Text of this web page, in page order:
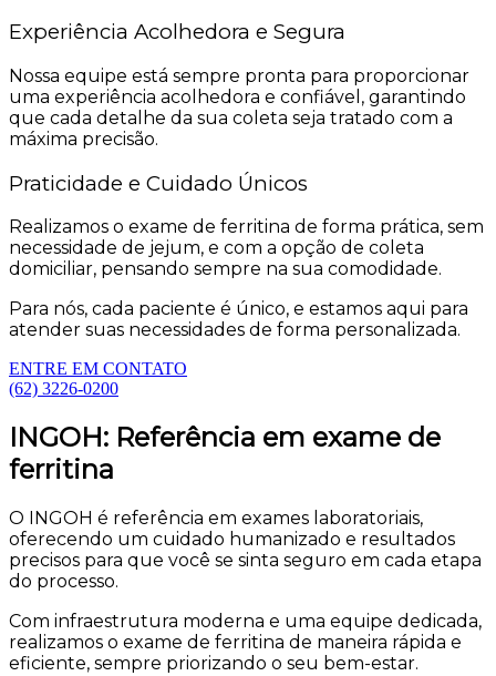
Experiência Acolhedora e Segura
Nossa equipe está sempre pronta para proporcionar
uma experiência acolhedora e confiável, garantindo
que cada detalhe da sua coleta seja tratado com a
máxima precisão.
Praticidade e Cuidado Únicos
Realizamos o exame de ferritina de forma prática, sem
necessidade de jejum, e com a opção de coleta
domiciliar, pensando sempre na sua comodidade.
Para nós, cada paciente é único, e estamos aqui para
atender suas necessidades de forma personalizada.
ENTRE EM CONTATO
(62) 3226-0200
INGOH: Referência em exame de
ferritina
O INGOH é referência em exames laboratoriais,
oferecendo um cuidado humanizado e resultados
precisos para que você se sinta seguro em cada etapa
do processo.
Com infraestrutura moderna e uma equipe dedicada,
realizamos o exame de ferritina de maneira rápida e
eficiente, sempre priorizando o seu bem-estar.